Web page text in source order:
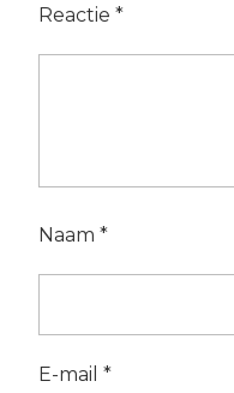
Reactie *
Naam *
E-mail *